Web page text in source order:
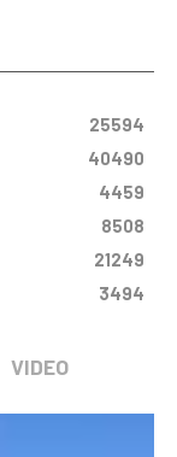
25594
40490
4459
8508
21249
3494
VIDEO